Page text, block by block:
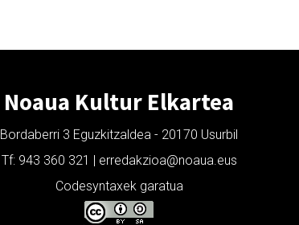
Noaua Kultur Elkartea
Bordaberri 3 Eguzkitzaldea - 20170 Usurbil
Tf: 943 360 321 | erredakzioa@noaua.eus
Codesyntaxek garatua